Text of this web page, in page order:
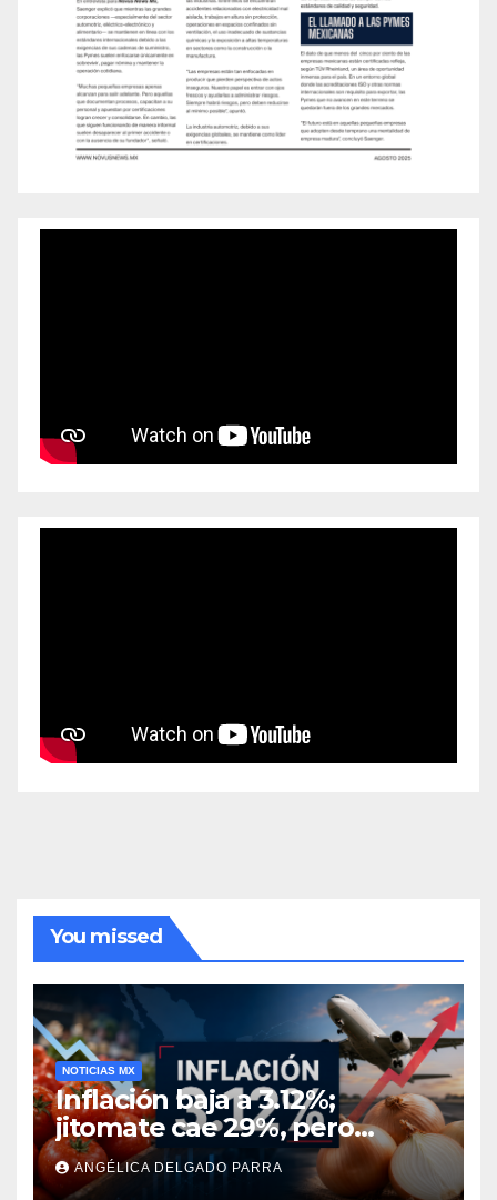
You missed
NOTICIAS MX
Inflación baja a 3.12%;
jitomate cae 29%, pero
cebolla y vuelos se
encarecen
ANGÉLICA DELGADO PARRA